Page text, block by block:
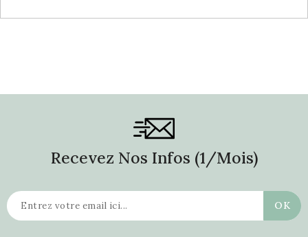
Recevez Nos Infos (1/mois)